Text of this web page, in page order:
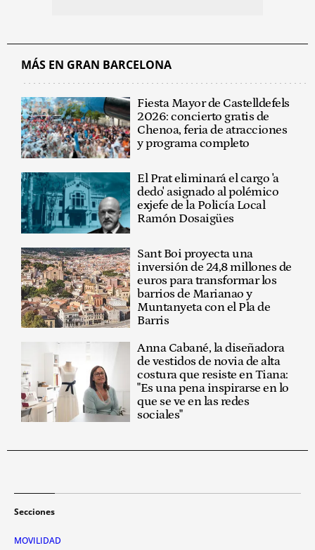
MÁS EN GRAN BARCELONA
Fiesta Mayor de Castelldefels
2026: concierto gratis de
Chenoa, feria de atracciones
y programa completo
El Prat eliminará el cargo 'a
dedo' asignado al polémico
exjefe de la Policía Local
Ramón Dosaigües
Sant Boi proyecta una
inversión de 24,8 millones de
euros para transformar los
barrios de Marianao y
Muntanyeta con el Pla de
Barris
Anna Cabané, la diseñadora
de vestidos de novia de alta
costura que resiste en Tiana:
"Es una pena inspirarse en lo
que se ve en las redes
sociales"
Secciones
MOVILIDAD